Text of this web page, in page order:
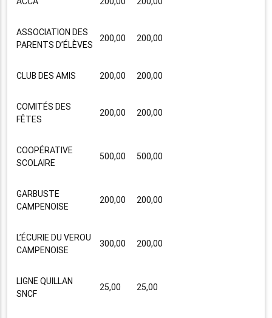
ASSOCIATION DES
PARENTS D’ÉLÈVES
200,00 200,00
CLUB DES AMIS 200,00 200,00
COMITÉS DES
FÊTES
200,00 200,00
COOPÉRATIVE
SCOLAIRE
500,00 500,00
GARBUSTE
CAMPENOISE
200,00 200,00
L’ÉCURIE DU VEROU
CAMPENOISE
300,00 200,00
LIGNE QUILLAN
SNCF
25,00 25,00